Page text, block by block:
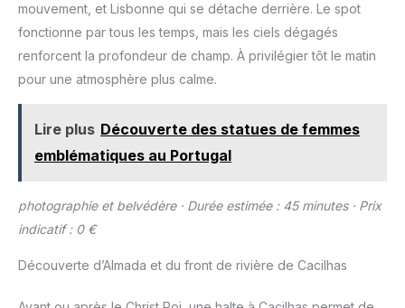
mouvement, et Lisbonne qui se détache derrière. Le spot
fonctionne par tous les temps, mais les ciels dégagés
renforcent la profondeur de champ. À privilégier tôt le matin
pour une atmosphère plus calme.
Lire plus Découverte des statues de femmes
emblématiques au Portugal
photographie et belvédère · Durée estimée : 45 minutes · Prix
indicatif : 0 €
Découverte d’Almada et du front de rivière de Cacilhas